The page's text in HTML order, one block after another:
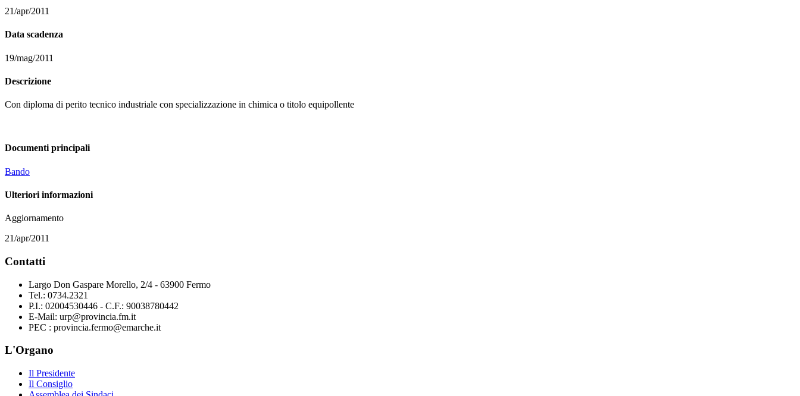
21/apr/2011
Data scadenza
19/mag/2011
Descrizione
Con diploma di perito tecnico industriale con specializzazione in chimica o titolo equipollente
Documenti principali
Bando
Ulteriori informazioni
Aggiornamento
21/apr/2011
Contatti
Largo Don Gaspare Morello, 2/4 - 63900 Fermo
Tel.: 0734.2321
P.I.: 02004530446 - C.F.: 90038780442
E-Mail: urp@provincia.fm.it
PEC : provincia.fermo@emarche.it
L'Organo
Il Presidente
Il Consiglio